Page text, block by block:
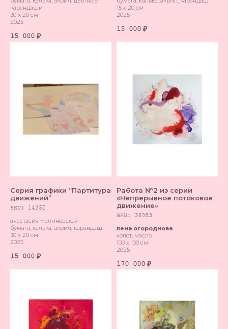
карандаши
30 х 20 см
2025
15 000 ₽
15 х 20 см
2025
15 000 ₽
Серия графики “Партитура
движений”
SKU: 14352
анастасия малиновская
бумага, калька, акрил, карандаш
30 х 20 см
2025
15 000 ₽
Работа №2 из серии
«Непрерывное потоковое
движение»
SKU: 36083
лена огороднова
холст, масло
100 х 100 см
2025
170 000 ₽